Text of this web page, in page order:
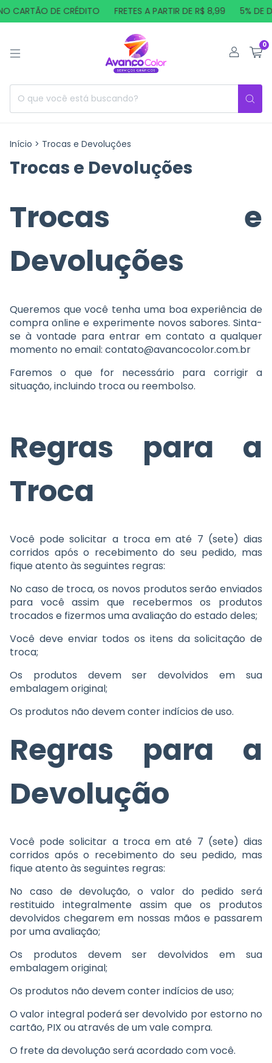
CARTÃO DE CRÉDITO FRETES A PARTIR DE R$ 8,99 5% DE
0
Início > Trocas e Devoluções
Trocas e Devoluções
Trocas e
Devoluções
Queremos que você tenha uma boa experiência de
compra online e experimente novos sabores. Sinta-
se à vontade para entrar em contato a qualquer
momento no email: contato@avancocolor.com.br
Faremos o que for necessário para corrigir a
situação, incluindo troca ou reembolso.
Regras para a
Troca
Você pode solicitar a troca em até 7 (sete) dias
corridos após o recebimento do seu pedido, mas
fique atento às seguintes regras:
No caso de troca, os novos produtos serão enviados
para você assim que recebermos os produtos
trocados e fizermos uma avaliação do estado deles;
Você deve enviar todos os itens da solicitação de
troca;
Os produtos devem ser devolvidos em sua
embalagem original;
Os produtos não devem conter indícios de uso.
Regras para a
Devolução
Você pode solicitar a troca em até 7 (sete) dias
corridos após o recebimento do seu pedido, mas
fique atento às seguintes regras:
No caso de devolução, o valor do pedido será
restituido integralmente assim que os produtos
devolvidos chegarem em nossas mãos e passarem
por uma avaliação;
Os produtos devem ser devolvidos em sua
embalagem original;
Os produtos não devem conter indícios de uso;
O valor integral poderá ser devolvido por estorno no
cartão, PIX ou através de um vale compra.
O frete da devolução será acordado com você.